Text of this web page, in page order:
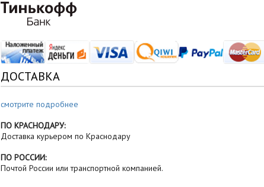
ДОСТАВКА
смотрите подробнее
ПО КРАСНОДАРУ:
Доставка курьером по Краснодару
ПО РОССИИ:
Почтой России или транспортной компанией.